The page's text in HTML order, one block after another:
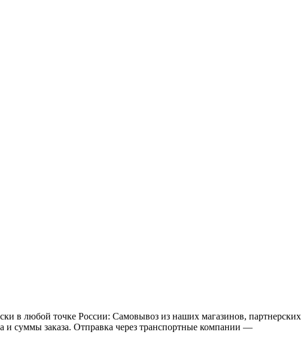
в любой точке России: Самовывоз из наших магазинов, партнерских
и суммы заказа. Отправка через транспортные компании —